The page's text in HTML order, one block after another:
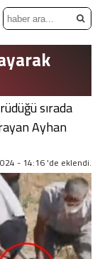
sırada
Ayhan
- 14:16 'de eklendi.